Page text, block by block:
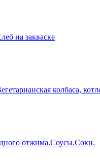
на закваске
колбаса,
отжима.Соусы.Соки.